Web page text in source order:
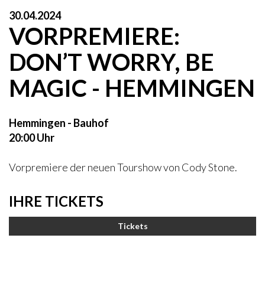
30.04.2024
VORPREMIERE:
DON’T WORRY, BE
MAGIC - HEMMINGEN
Hemmingen - Bauhof
20:00 Uhr
Vorpremiere der neuen Tourshow von Cody Stone.
IHRE TICKETS
Tickets